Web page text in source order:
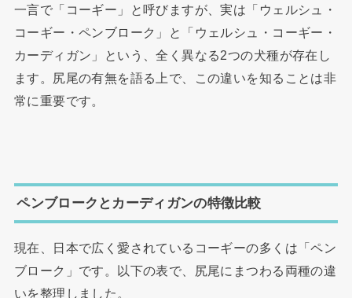
一言で「コーギー」と呼びますが、実は「ウェルシュ・
コーギー・ペンブローク」と「ウェルシュ・コーギー・
カーディガン」という、全く異なる2つの犬種が存在し
ます。尻尾の有無を語る上で、この違いを知ることは非
常に重要です。
ペンブロークとカーディガンの特徴比較
現在、日本で広く愛されているコーギーの多くは「ペン
ブローク」です。以下の表で、尻尾にまつわる両種の違
いを整理しました。